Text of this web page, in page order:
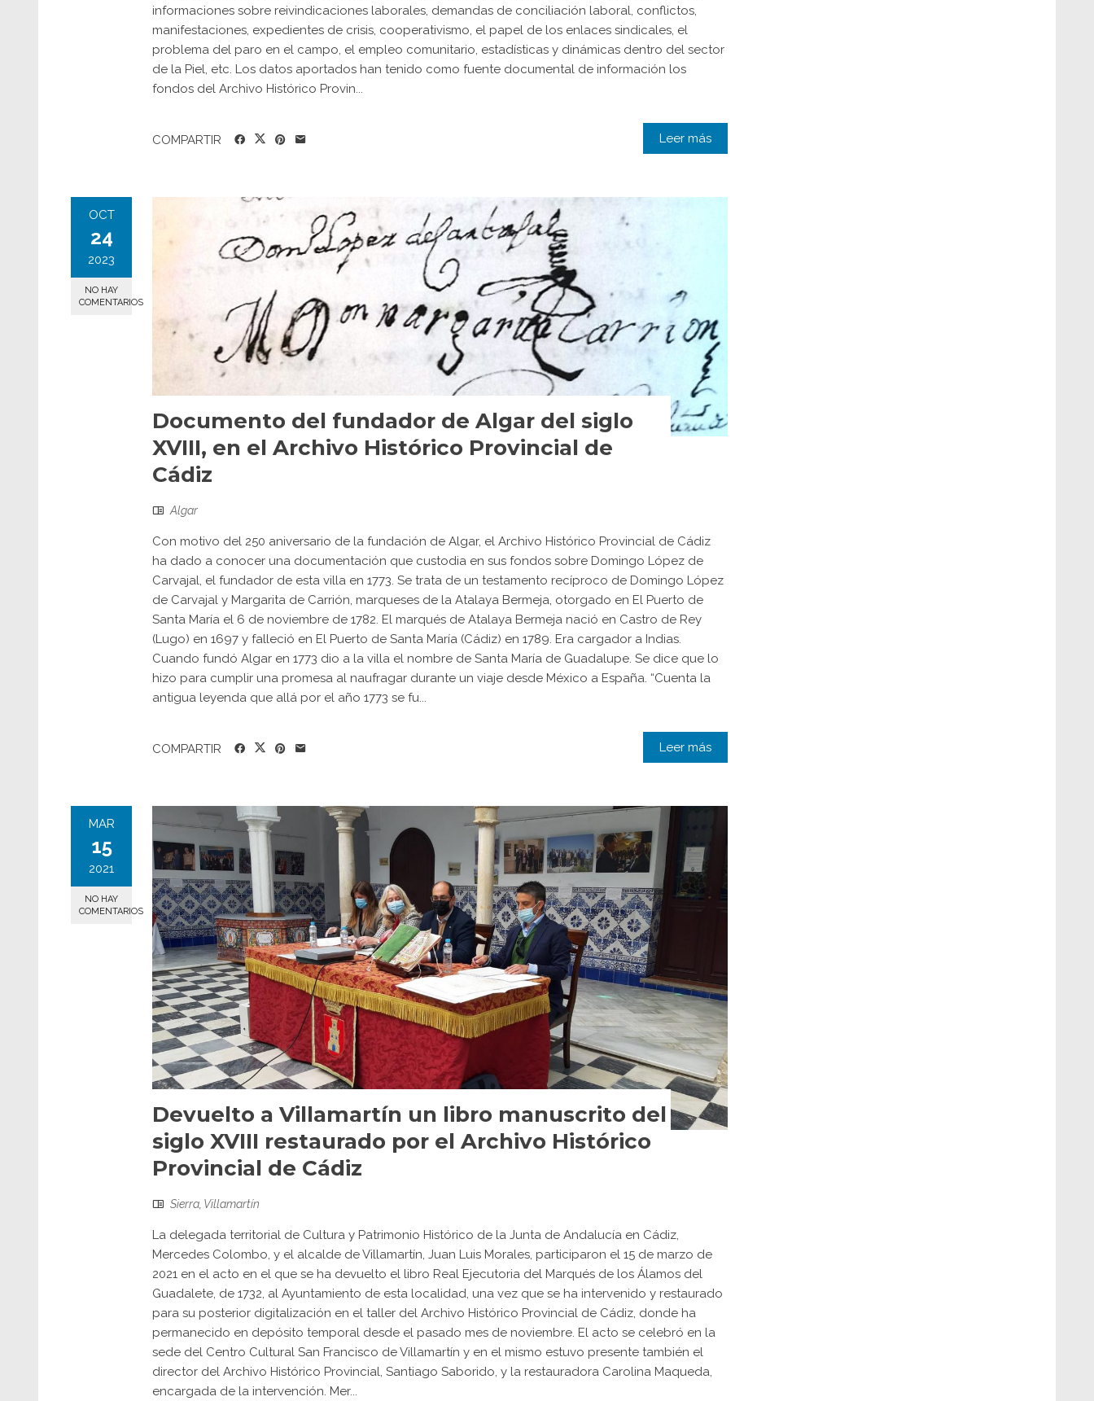
informaciones sobre reivindicaciones laborales, demandas de conciliación laboral, conflictos,
manifestaciones, expedientes de crisis, cooperativismo, el papel de los enlaces sindicales, el
problema del paro en el campo, el empleo comunitario, estadísticas y dinámicas dentro del sector
de la Piel, etc. Los datos aportados han tenido como fuente documental de información los
fondos del Archivo Histórico Provin...
Leer más
COMPARTIR
OCT
24
2023
NO HAY
COMENTARIOS
Documento del fundador de Algar del siglo
XVIII, en el Archivo Histórico Provincial de
Cádiz
Algar
Con motivo del 250 aniversario de la fundación de Algar, el Archivo Histórico Provincial de Cádiz
ha dado a conocer una documentación que custodia en sus fondos sobre Domingo López de
Carvajal, el fundador de esta villa en 1773. Se trata de un testamento recíproco de Domingo López
de Carvajal y Margarita de Carrión, marqueses de la Atalaya Bermeja, otorgado en El Puerto de
Santa María el 6 de noviembre de 1782. El marqués de Atalaya Bermeja nació en Castro de Rey
(Lugo) en 1697 y falleció en El Puerto de Santa María (Cádiz) en 1789. Era cargador a Indias.
Cuando fundó Algar en 1773 dio a la villa el nombre de Santa María de Guadalupe. Se dice que lo
hizo para cumplir una promesa al naufragar durante un viaje desde México a España. “Cuenta la
antigua leyenda que allá por el año 1773 se fu...
Leer más
COMPARTIR
MAR
15
2021
NO HAY
COMENTARIOS
Devuelto a Villamartín un libro manuscrito del
siglo XVIII restaurado por el Archivo Histórico
Provincial de Cádiz
Sierra Villamartín
La delegada territorial de Cultura y Patrimonio Histórico de la Junta de Andalucía en Cádiz,
Mercedes Colombo, y el alcalde de Villamartín, Juan Luis Morales, participaron el 15 de marzo de
2021 en el acto en el que se ha devuelto el libro Real Ejecutoria del Marqués de los Álamos del
Guadalete, de 1732, al Ayuntamiento de esta localidad, una vez que se ha intervenido y restaurado
para su posterior digitalización en el taller del Archivo Histórico Provincial de Cádiz, donde ha
permanecido en depósito temporal desde el pasado mes de noviembre. El acto se celebró en la
sede del Centro Cultural San Francisco de Villamartín y en el mismo estuvo presente también el
director del Archivo Histórico Provincial, Santiago Saborido, y la restauradora Carolina Maqueda,
encargada de la intervención. Mer...